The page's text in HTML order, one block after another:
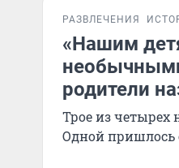
РАЗВЛЕЧЕНИЯ
«Нашим
родители
Трое из
Одной пришлось